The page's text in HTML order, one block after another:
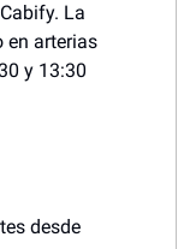
La
en arterias
y 13:30
desde